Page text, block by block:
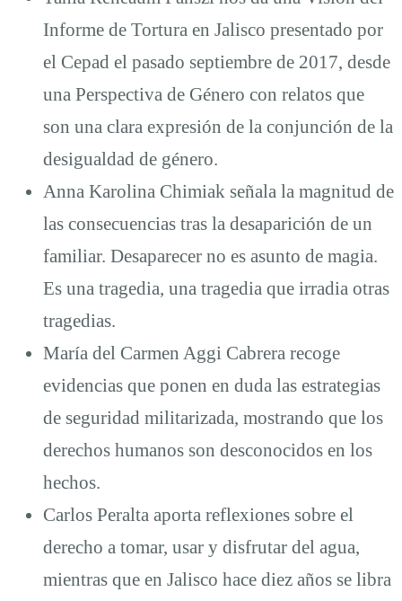
Informe de Tortura en Jalisco presentado por
el Cepad el pasado septiembre de 2017, desde
una Perspectiva de Género con relatos que
son una clara expresión de la conjunción de la
desigualdad de género.
Anna Karolina Chimiak señala la magnitud de
las consecuencias tras la desaparición de un
familiar. Desaparecer no es asunto de magia.
Es una tragedia, una tragedia que irradia otras
tragedias.
María del Carmen Aggi Cabrera recoge
evidencias que ponen en duda las estrategias
de seguridad militarizada, mostrando que los
derechos humanos son desconocidos en los
hechos.
Carlos Peralta aporta reflexiones sobre el
derecho a tomar, usar y disfrutar del agua,
mientras que en Jalisco hace diez años se libra